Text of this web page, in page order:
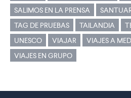
SALIMOS EN LA PRENSA
TAG DE PRUEBAS
TAILANDIA
UNESCO
VIAJAR VIAJES A
VIAJES EN GRUPO